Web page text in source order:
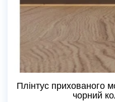
Плінтус прихованого
чорний